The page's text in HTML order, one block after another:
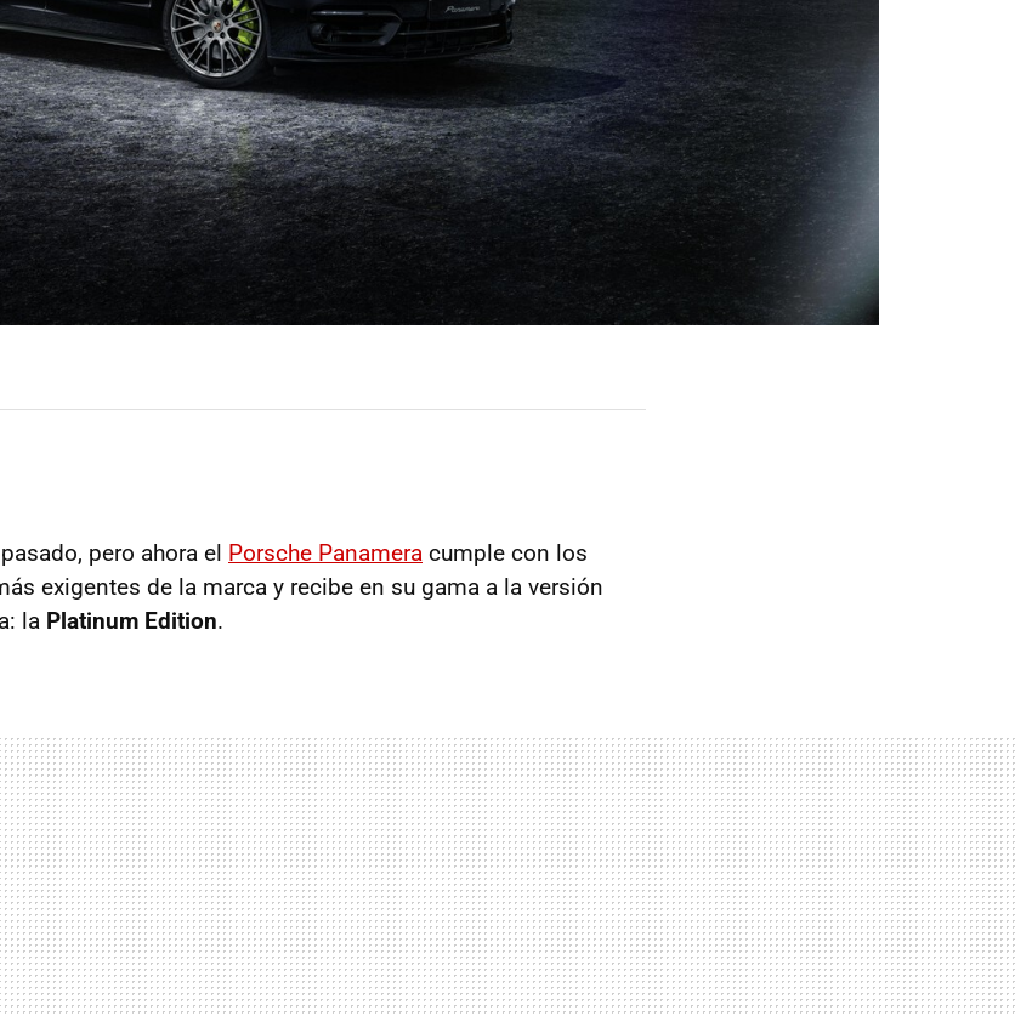
pero ahora el Porsche Panamera cumple con los
exigentes de la marca y recibe en su gama a la versión
la Platinum Edition.